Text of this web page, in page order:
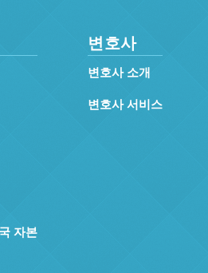
자본
변호사
변호사 소개
변호사 서비스